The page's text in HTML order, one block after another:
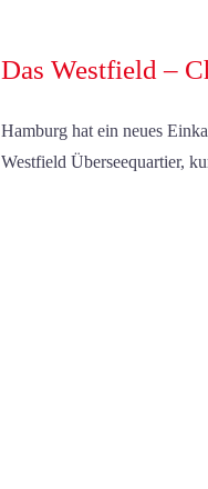
Das Westfield –
Hamburg hat ein neues
Westfield Überseequartier,